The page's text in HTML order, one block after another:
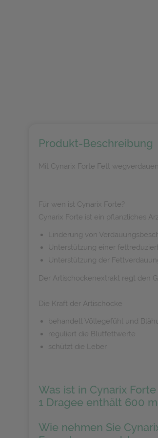
Produkt-Beschreibung
Mit Cynarix Forte Fett wegverdauen
Für wen ist Cynarix Forte?
Cynarix Forte ist ein pflanzliches
Linderung von
Unterstützung einer
Unterstützung der
Der Artischockenextrakt regt den
Die Kraft der Artischocke
behandelt Völlegefühl und
reguliert die Blutfettwerte
schützt die Leber
Was ist in Cynarix
1 Dragee enthält 600
Wie nehmen Sie